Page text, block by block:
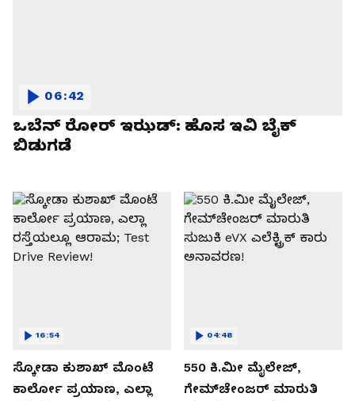
ಒಬೆನ್ ರೋರ್ ಇಝಡ್: ಹೊಸ ಇವಿ ಬೈಕ್
ಬಿಡುಗಡೆ
06:42
ಸ್ಕೋಡಾ ಕುಶಾಖ್ ಮೊಂಟೆ
ಕಾರ್ಲೋ ಪ್ರಯಾಣ, ಎಲ್ಲಾ
16:54
550 ಕಿ.ಮೀ ಮೈಲೇಜ್,
ಗೇಮ್‌ಚೇಂಜರ್ ಮಾರುತಿ
04:48